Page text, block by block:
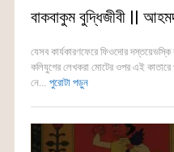
বাকবাকুম বুদ্ধিজীবী ||
যেসব কার্যকারণফেরে ফিওদোর দস্তয়েভস্কি
কলিযুগের লেখকরা মোটের ওপর এই
নে... পুরোটা পড়ুন